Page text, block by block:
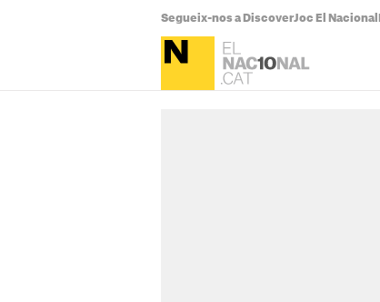
Segueix-nos a DiscoverJoc El Nacional